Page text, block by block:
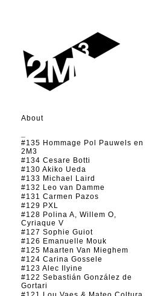
About
#135 Hommage Pol Pauwels en
2M3
#134 Cesare Botti
#130 Akiko Ueda
#133 Michael Laird
#132 Leo van Damme
#131 Carmen Pazos
#129 PXL
#128 Polina A, Willem O,
Cyriaque V
#127 Sophie Guiot
#126 Emanuelle Mouk
#125 Maarten Van Mieghem
#124 Carina Gossele
#123 Alec Ilyine
#122 Sebastián González de
Gortari